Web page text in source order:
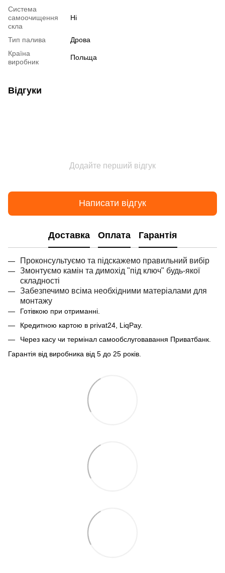
Система
самоочищення
скла
Ні
Тип палива
Дрова
Країна
виробник
Польща
Відгуки
Додайте перший відгук
Написати відгук
Доставка Оплата Гарантія
Проконсультуємо та підскажемо правильний вибір
Змонтуємо камін та димохід "під ключ" будь-якої
складності
Забезпечимо всіма необхідними матеріалами для
монтажу
Готівкою при отриманні.
Кредитною картою в privat24, LiqPay.
Через касу чи термінал самообслуговавання Приватбанк.
Гарантія від виробника від 5 до 25 років.